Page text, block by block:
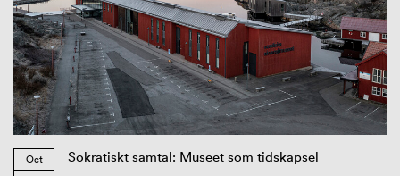
Oct Sokratiskt samtal: Museet som tidskapsel